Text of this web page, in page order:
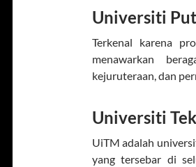
Universiti
Terkenal karena
menawarkan
kejuruteraan, dan
Universiti
UiTM adalah
yang tersebar di